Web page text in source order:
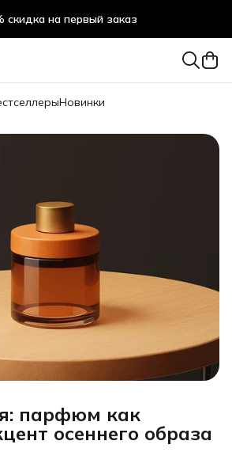
скидка на первый заказ
Новинки
парфюм как
осеннего образа